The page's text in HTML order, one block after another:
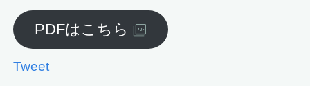
PDFはこちら
Tweet